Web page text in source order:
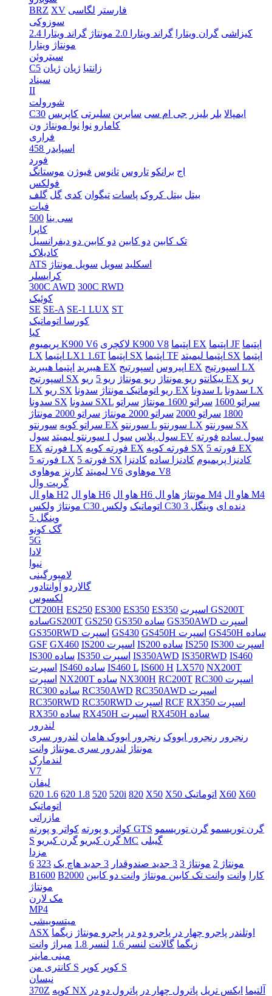
BRZ XV فارستر لگاسی
سوزوکی
کیزاشی گران ویتارا گراند ویتارا 2.0 مونتاژ
گراند ویتارا 2.4
مونتاژ ویتارا
سیتروئن
C5
زانتیا ژیان ژیان
سیناد
II
شورولت
C30
ایمپالا بلر بلیزر جی ام سی سابربن سلبرتی کاپریس
کامارو نوا نوا مونتاژ ون
فراری
اسپایدر 458
فورد
اج برانکو تاروس تانوس فیوژن موستانگ
فولکس
بیتل بیتل کروک پاسات تیگوان کدی گل گلف
فیات
500 سی ینا
کاپرا
تک کابین دو کابین دو کابین دو دیفرانسیل
کادیلاک
ATS
اسکلید سویل سویل مونتاژ
کرایسلر
300C AWD 300C RWD
کوئیک
SE SE-A SE-1 LUX ST
کورسا اتوماتیک
کیا
پریمیوم K900 V6
لاکچری K900 V8 اپتیما EX اپتیما JF اپتیما
LX
اپتیما LX1 1.6T اپتیما SX اپتیما TF اپتیما لیمیتد SX اپتیما
هیبرید اپتیما هیبرید EX اپیروس اسپورتیج EX
اسپورتیج LX
اسپورتیج SX
پیکانتو ریو مونتاژ ریو مونتاژ ریو 5 ریو EX ریو
LX
ریو SX ریو اتوماتیک مونتاژ سدونا EX سدونا L
سدونا LX
سدونا SX
سدونا SXL سراتو 1600 سراتو 1600 مونتاژ
سراتو
1800 سراتو 2000 سراتو 2000 مونتاژ
سراتو 2000 مونتاژ
سراتو کوپه سورنتو EX سورنتو L سورنتو LX
سورنتو SX
سورنتو لیمیتد سول I سول پلاس سول EV سول ساده فورته
EX
فورته LX فورته کوپه EX فورته کوپه SX
فورته 5 EX
فورته 5 LX
فورته 5 SX کادنزا پریمیوم کادنزا ساده کادنزا
لیمیتد کارنز موهاوی V6
موهاوی V8
گریت وال
هاو ال H2
هاو ال H6 هاو ال H6 مونتاژ هاو ال M4 هاو ال M4
مونتاژ
ولکس C30 اتوماتیک ولکس C30 دنده ای وینگل 3
وینگل 5
گک کونو
5G
لادا
نیوا
لامبورگینی
گالاردو آوانتادور
لکسوس
CT200H ES250 ES300 ES350 ES350
اسپرت GS200T
سادهGS200T GS250 GS350 ساده
GS350AWD اسپرت
GS350RWD اسپرت GS430 GS450H اسپرت
GS450H ساده
GSF GX460 IS200 اسپرت IS200 ساده IS250
IS300 اسپرت
IS300 ساده
IS350 اسپرت IS350AWD IS350RWD IS460
اسپرت
IS460 ساده IS460 L IS600 H LX570 NX200T
اسپرت
NX200T ساده NX300H RC200T
RC300 اسپرت
RC300 ساده RC350AWD
RC350AWD اسپرت
RC350RWD
RC350RWD اسپرت RCF
RX350 اسپرت
RX350 ساده
RX450H اسپرت
RX450H ساده
لندرور
رنجرور رنجرور ایووک رنجرور ایووک هامان لندرور سری
مونتاژ لندرور سری مونتاژ وانت
لندمارک
V7
لیفان
620 1.6 620 1.8 520 520i 820 X50 X50 اتوماتیک X60 X60
اتوماتیک
مازراتی
کواتر و پورته کواتر و پورته GTS گرن توریسمو گرن توریسمو
S
گرن کبریو گرن کبریو MC گیبلی
مزدا
مونتاژ 2
مونتاژ 3 3 جدید صندوقدار 3 جدید هاچ بک 323
6
B1600 B2000 کارا وانت وانت تک کابین مونتاژ وانت دو کابین
مونتاژ
مک لارن
MP4
میتسوبیشی
ASX
اوتلندر پاجرو چهار در پاجرو دو در پاجرو مونتاژ زیگما
زیگما گالانت لنسر 1.6 لنسر 1.8 میراژ وانت
مینی ماینر
کانتری من S
کوپر کوپر S
نیسان
370Z
کوپه NX آلتیما ایکس تریل پاترول چهار در پاترول دو در